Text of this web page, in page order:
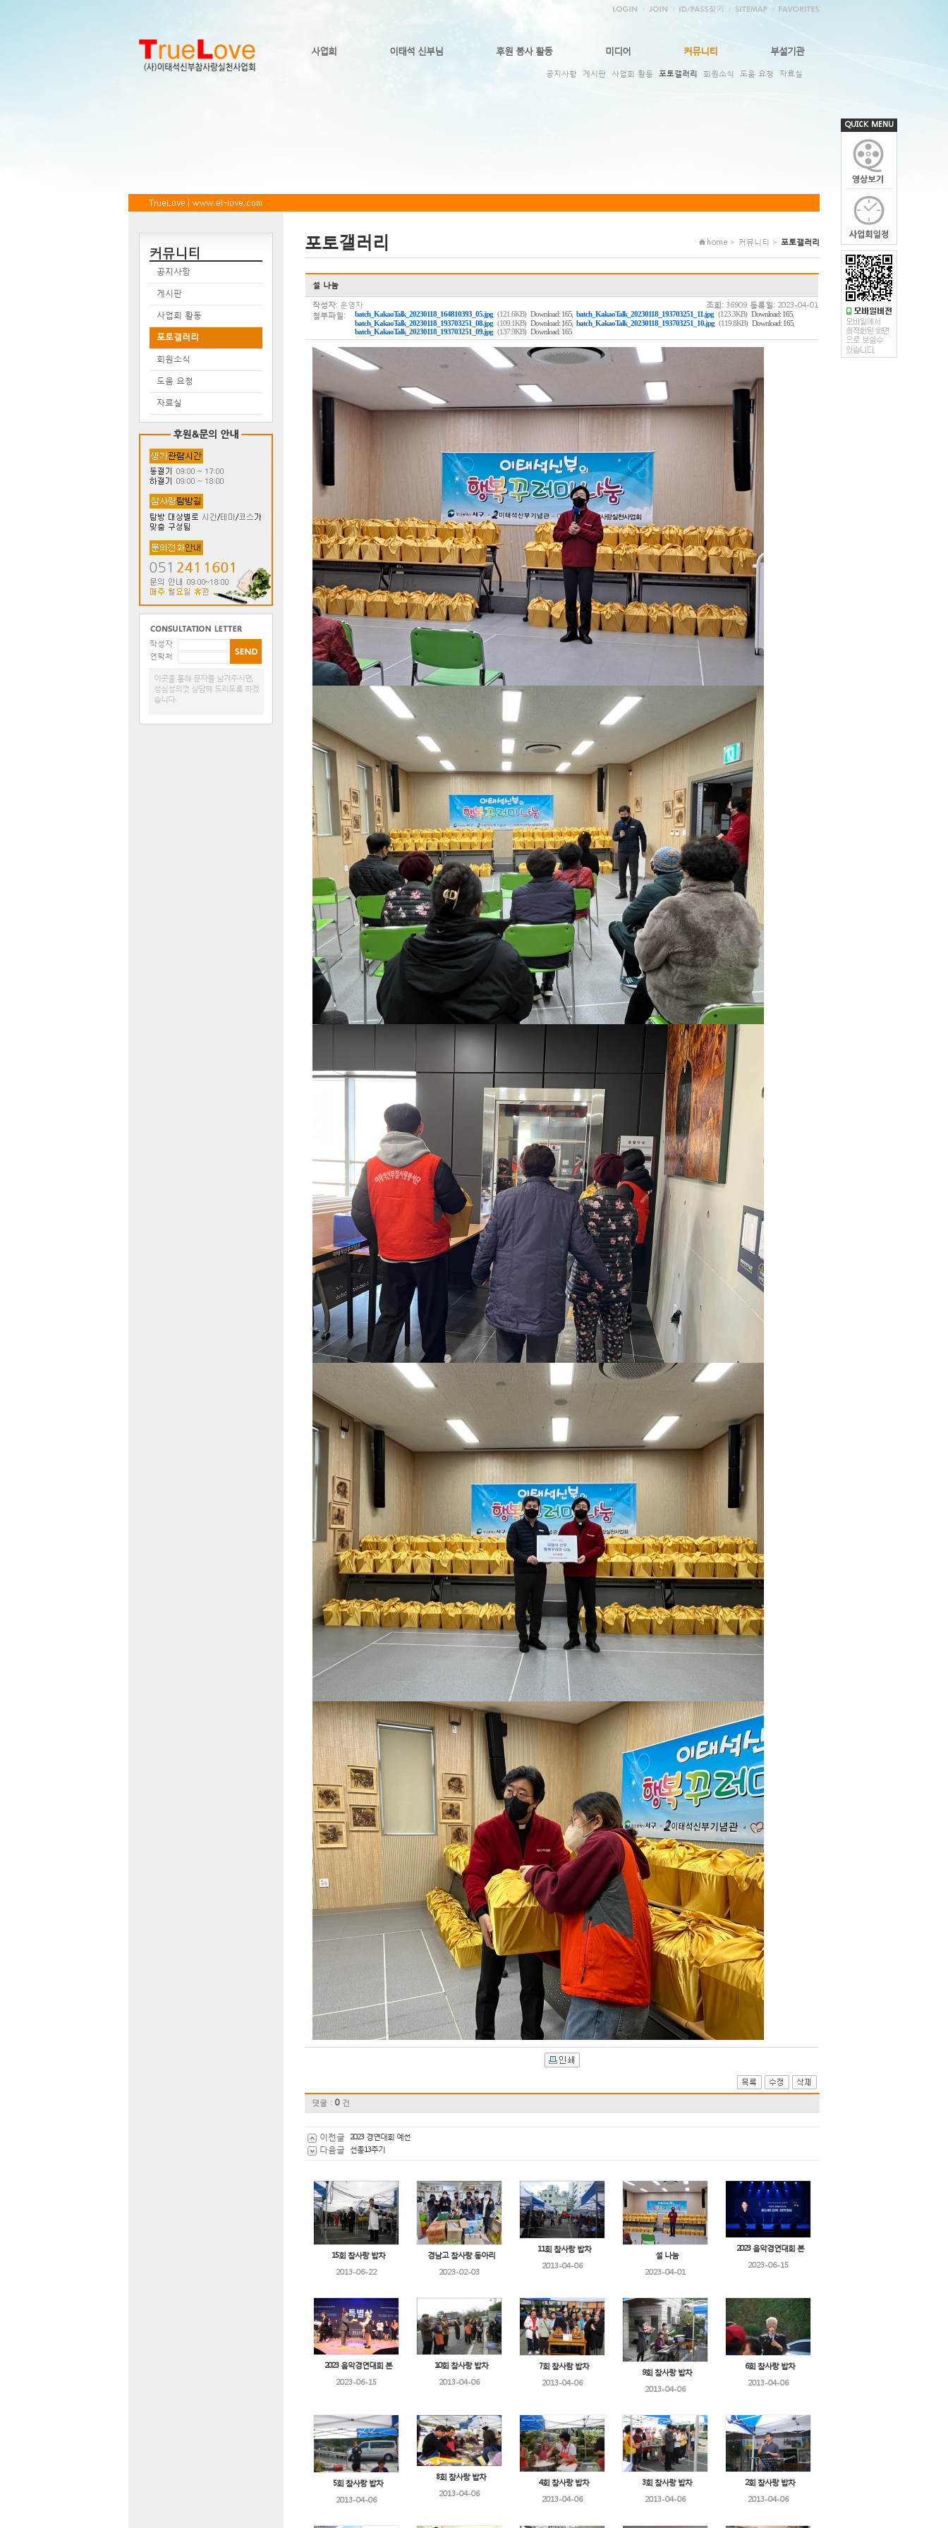
사업회 이태석 신부님 후원 봉사 활동 미디어 커뮤니티 부설기관
공지사항 게시판 사업회 활동 포토갤러리 회원소식 도움 요청 자료실
커뮤니티
공지사항
게시판
사업회 활동
포토갤러리
회원소식
도움 요청
자료실
작성자
연락처
이곳을 통해 문자를 남겨주시면,
성심성의껏 상담해 드리도록 하겠
습니다.
포토갤러리 home > 커뮤니티 > 포토갤러리
설 나눔
작성자:운영자 조회:36909 등록일:2023-04-01
첨부파일:
batch_KakaoTalk_20230118_164810393_05.jpg (121.6KB) Download: 165, batch_KakaoTalk_20230118_193703251_11.jpg (123.3KB) Download: 165,
batch_KakaoTalk_20230118_193703251_08.jpg (109.1KB) Download: 165, batch_KakaoTalk_20230118_193703251_10.jpg (119.8KB) Download: 165,
batch_KakaoTalk_20230118_193703251_09.jpg (137.9KB) Download: 165
댓글 : 0건
이전글 2023 경연대회 예선
다음글 선종13주기
15회 참사랑 밥차
2013-06-22
경남고 참사랑 동아리
2023-02-03
11회 참사랑 밥차
2013-04-06
설 나눔
2023-04-01
2023 음악경연대회 본
2023-06-15
2023 음악경연대회 본
2023-06-15
10회 참사랑 밥차
2013-04-06
7회 참사람 밥차
2013-04-06
9회 참사랑 밥차
2013-04-06
6회 참사랑 밥차
2013-04-06
5회 참사랑 밥차
2013-04-06
8회 참사랑 밥차
2013-04-06
4회 참사랑 밥차
2013-04-06
3회 참사랑 밥차
2013-04-06
2회 참사랑 밥차
2013-04-06
QUICK MENU